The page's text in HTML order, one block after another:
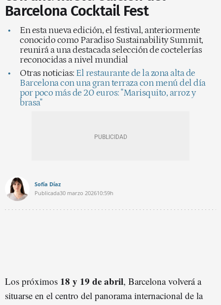
Barcelona Cocktail Fest
En esta nueva edición, el festival, anteriormente
conocido como Paradiso Sustainability Summit,
reunirá a una destacada selección de coctelerías
reconocidas a nivel mundial
Otras noticias: El restaurante de la zona alta de
Barcelona con una gran terraza con menú del día
por poco más de 20 euros: "Marisquito, arroz y
brasa"
Sofía Díaz
Publicada30 marzo 202610:59h
Los próximos 18 y 19 de abril, Barcelona volverá a
situarse en el centro del panorama internacional de la